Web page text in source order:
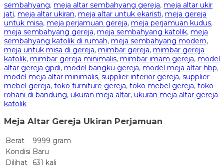
sembahyang, meja altar sembahyang gereja, meja altar ukir
jati, meja altar ukiran, meja altar untuk ekaristi, meja gereja
untuk misa, meja perjamuan gereja, meja perjamuan kudus,
meja sembahyang gereja, meja sembahyang katolik, meja
sembahyang katolik di rumah, meja sembahyang modern,
meja untuk misa di gereja, mimbar gereja, mimbar gereja
katolik, mimbar gereja minimalis, mimbar imam gereja, model
altar gereja gpdi, model bangku gereja, model meja altar hbp,
model meja altar minimalis, supplier interior gereja, supplier
mebel gereja, toko furniture gereja, toko mebel gereja, toko
rohani di bandung, ukuran meja altar, ukuran meja altar gereja
katolik
Meja Altar Gereja Ukiran Perjamuan
Berat
9999 gram
Kondisi Baru
Dilihat
631 kali